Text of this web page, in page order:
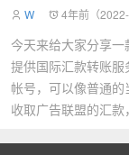
W 4年前（2022-
今天来给大家分享
提供国际汇款转账
帐号，可以像普通的
收取广告联盟的汇